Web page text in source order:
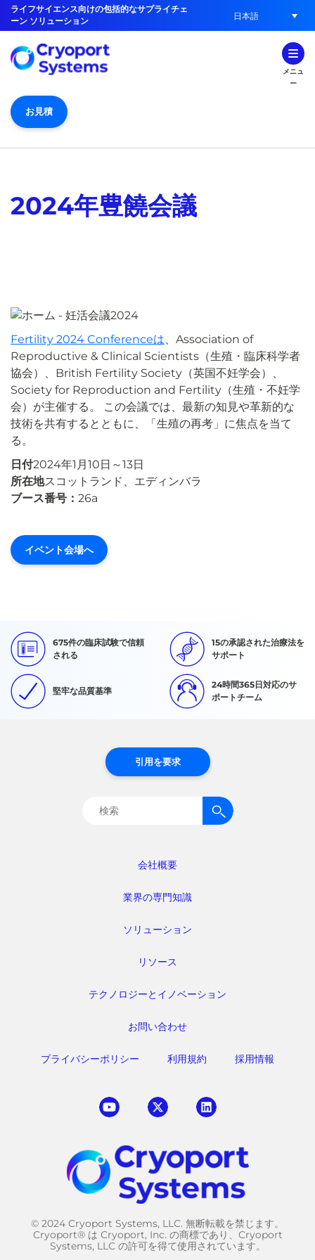
ライフサイエンス向けの包括的なサプライチェ
ーン ソリューション
日本語
メニュ
ー
お見積
2024年豊饒会議
Fertility 2024 Conferenceは、Association of
Reproductive & Clinical Scientists（生殖・臨床科学者
協会）、British Fertility Society（英国不妊学会）、
Society for Reproduction and Fertility（生殖・不妊学
会）が主催する。 この会議では、最新の知見や革新的な
技術を共有するとともに、「生殖の再考」に焦点を当て
る。
日付2024年1月10日～13日
所在地スコットランド、エディンバラ
ブース番号： 26a
イベント会場へ
675件の臨床試験で信頼
される
15の承認された治療法を
サポート
堅牢な品質基準
24時間365日対応のサ
ポートチーム
会社概要
業界の専門知識
ソリューション
リソース
テクノロジーとイノベーション
お問い合わせ
プライバシーポリシー 利用規約 採用情報
引用を要求
検
© 2024 Cryoport Systems, LLC. 無断転載を禁じます。
Cryoport® は Cryoport, Inc. の商標であり、Cryoport
Systems, LLC の許可を得て使用されています。